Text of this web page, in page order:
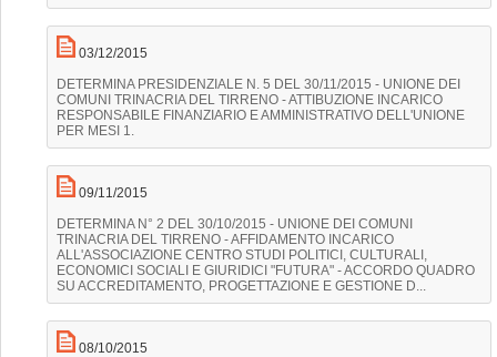
03/12/2015
DETERMINA PRESIDENZIALE N. 5 DEL 30/11/2015 - UNIONE DEI
COMUNI TRINACRIA DEL TIRRENO - ATTIBUZIONE INCARICO
RESPONSABILE FINANZIARIO E AMMINISTRATIVO DELL'UNIONE
PER MESI 1.
09/11/2015
DETERMINA N° 2 DEL 30/10/2015 - UNIONE DEI COMUNI
TRINACRIA DEL TIRRENO - AFFIDAMENTO INCARICO
ALL'ASSOCIAZIONE CENTRO STUDI POLITICI, CULTURALI,
ECONOMICI SOCIALI E GIURIDICI "FUTURA" - ACCORDO QUADRO
SU ACCREDITAMENTO, PROGETTAZIONE E GESTIONE D...
08/10/2015